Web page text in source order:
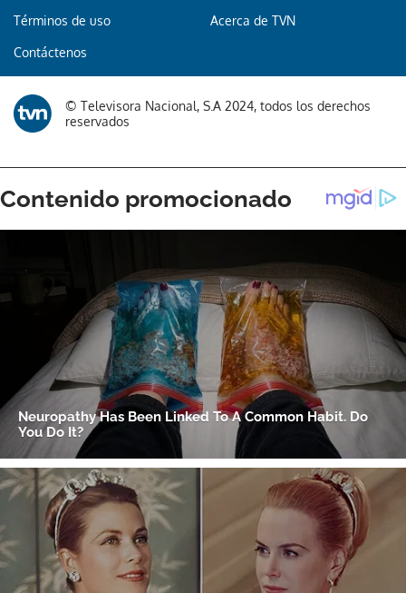
Términos de uso Acerca de TVN
Contáctenos
© Televisora Nacional, S.A 2024, todos los derechos
reservados